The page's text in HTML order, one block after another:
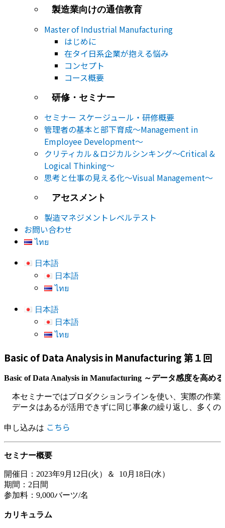
製造業向けの通信教育
Master of Industrial Manufacturing
はじめに
在タイ日系企業が抱える悩み
コンセプト
コース概要
研修・セミナー
セミナー​ スケージュール・研修概要
管理者の基本と部下育成～Management in
Employee Development～
クリティカル＆ロジカルシンキング～Critical &
Logical Thinking～
思考と仕事の見える化～Visual Management～
アセスメント
製造マネジメントレベルテスト
お問い合わせ
ไทย
日本語
日本語
ไทย
日本語
日本語
ไทย
Basic of Data Analysis in Manufacturing 第１回
Basic of Data Analysis in Manufacturing ～データ感度を高める
本セミナーではプロダクションラインを使い、実際の作
データはあるが活用できずに同じ事象の繰り返し、多くの
申し込みは こちら
セミナー概要
開催日：2023年9月12日(火）＆  10月18日(水）
期間：2日間
参加料：9,000バーツ/名
カ リキュラム